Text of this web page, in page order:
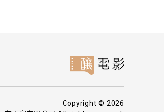
Copyright © 2026